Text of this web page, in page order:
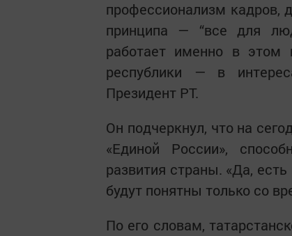
профессионализм кадров,
принципа — “все для
работает именно в этом
республики — в
Президент РТ.
Он подчеркнул, что на
«Единой России»,
развития страны. «Да,
будут понятны только со
По его словам,